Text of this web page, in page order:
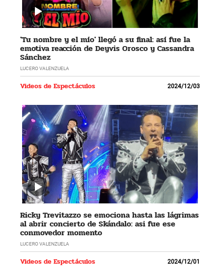
'Tu nombre y el mío' llegó a su final: así fue la
emotiva reacción de Deyvis Orosco y Cassandra
Sánchez
LUCERO VALENZUELA
Videos de Espectáculos 2024/12/03
Ricky Trevitazzo se emociona hasta las lágrimas
al abrir concierto de Skándalo: asi fue ese
conmovedor momento
LUCERO VALENZUELA
Videos de Espectáculos 2024/12/01